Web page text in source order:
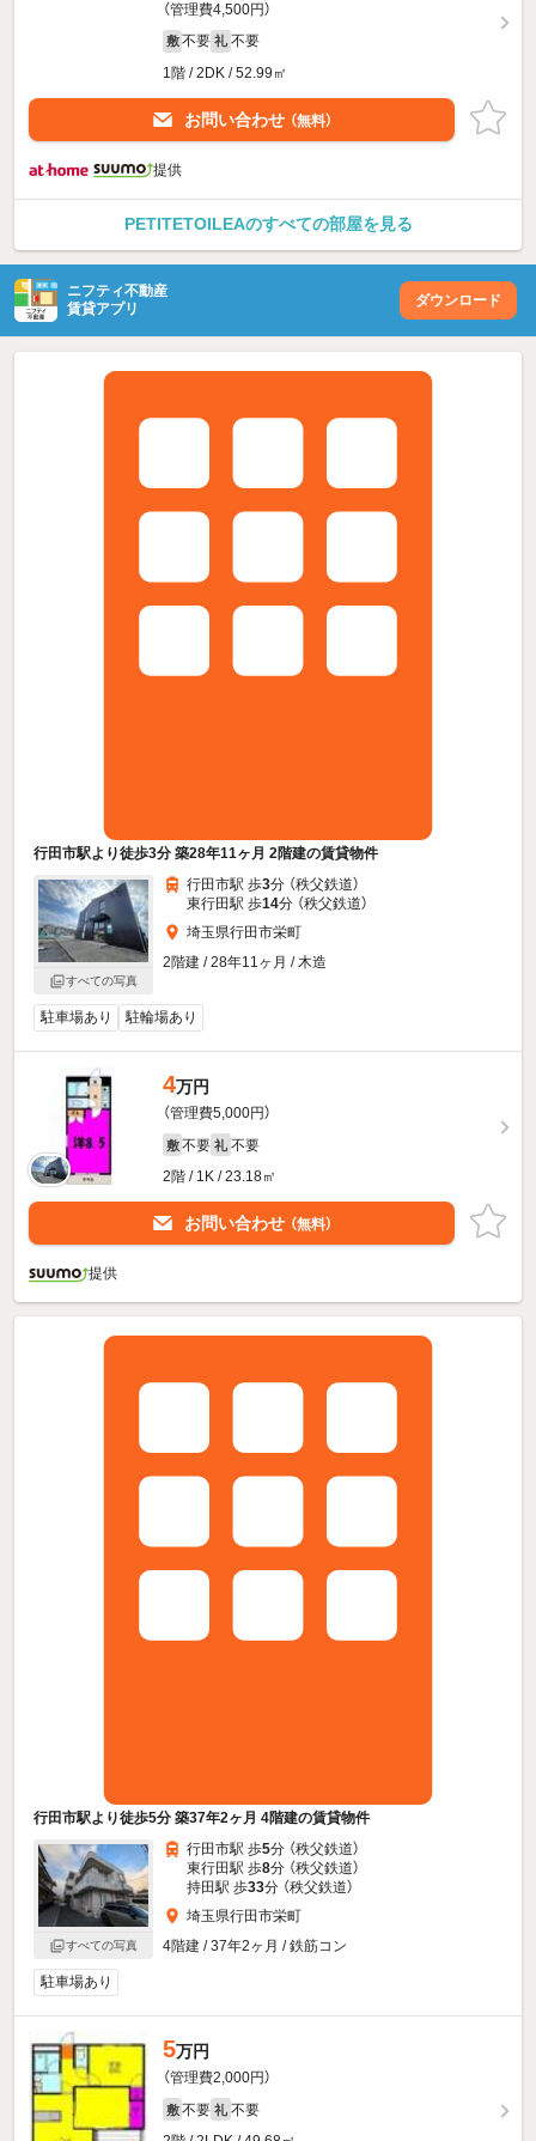
（管理費4,500円）
敷 不要 礼 不要
1階 / 2DK / 52.99㎡
お問い合わせ （無料）
提供
PETITETOILEAのすべての部屋を見る
ニフティ不動産
賃貸アプリ
ダウンロード
行田市駅より徒歩3分 築28年11ヶ月 2階建の賃貸物件
すべての写真
行田市駅 歩3分 （秩父鉄道）
東行田駅 歩14分 （秩父鉄道）
埼玉県行田市栄町
2階建 / 28年11ヶ月 / 木造
駐車場あり 駐輪場あり
4万円
（管理費5,000円）
敷 不要 礼 不要
2階 / 1K / 23.18㎡
お問い合わせ （無料）
提供
行田市駅より徒歩5分 築37年2ヶ月 4階建の賃貸物件
すべての写真
行田市駅 歩5分 （秩父鉄道）
東行田駅 歩8分 （秩父鉄道）
持田駅 歩33分 （秩父鉄道）
埼玉県行田市栄町
4階建 / 37年2ヶ月 / 鉄筋コン
駐車場あり
5万円
（管理費2,000円）
敷 不要 礼 不要